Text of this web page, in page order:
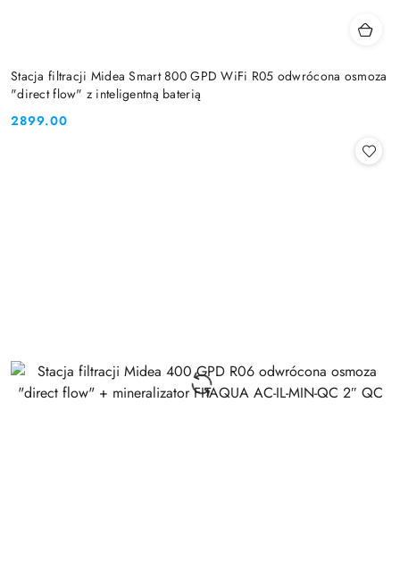
Stacja filtracji Midea Smart 800 GPD WiFi R05 odwrócona osmoza
"direct flow" z inteligentną baterią
Cena:
2899.00